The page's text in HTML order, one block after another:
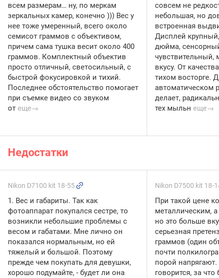
всем размерам… ну, по меркам
зеркальных камер, конечно ))) Вес у
нее тоже умеренный, всего около
семисот граммов с объективом,
причем сама тушка весит около 400
граммов. Комплектный объектив
просто отличный, светосильный, с
быстрой фокусировкой и тихий.
Последнее обстоятельство помогает
при съемке видео со звуком
от еще→
совсем не
небольшая, но
встроенная
Дисплей
дюйма,
чувствительный,
вкусу. От
тихом восторге.
автоматическом
делает,
тех мыльн еще→
Недостатки
Nikon D7100 kit 18-55
1. Вес и габариты. Так как
фотоаппарат покупался сестре, то
возникли небольшие проблемы с
весом и габатами. Мне лично он
показался нормальным, но ей
тяжелый и большой. Поэтому
прежде чем покупать для девушки,
хорошо подумайте, - будет ли она
Nikon D7500 kit 18-
При такой цене
металлическим,
но это больше
серьезная
граммов (один
почти
порой
говорится, за